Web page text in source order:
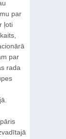
par
ļoti
par
rada